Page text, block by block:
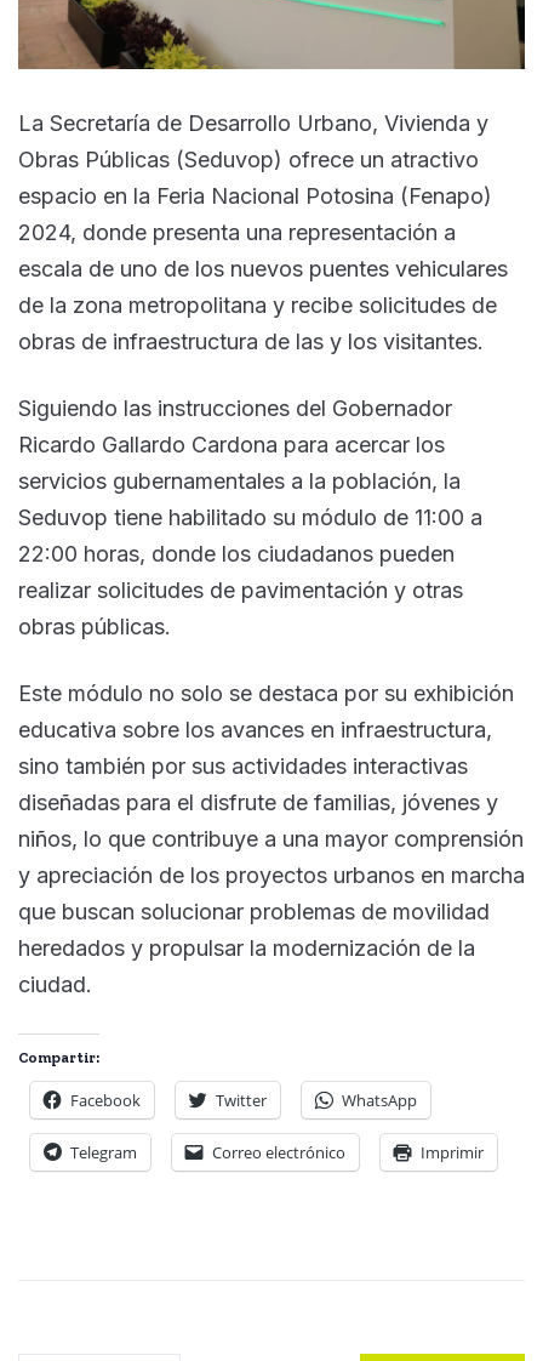
La Secretaría de Desarrollo Urbano, Vivienda y
Obras Públicas (Seduvop) ofrece un atractivo
espacio en la Feria Nacional Potosina (Fenapo)
2024, donde presenta una representación a
escala de uno de los nuevos puentes vehiculares
de la zona metropolitana y recibe solicitudes de
obras de infraestructura de las y los visitantes.
Siguiendo las instrucciones del Gobernador
Ricardo Gallardo Cardona para acercar los
servicios gubernamentales a la población, la
Seduvop tiene habilitado su módulo de 11:00 a
22:00 horas, donde los ciudadanos pueden
realizar solicitudes de pavimentación y otras
obras públicas.
Este módulo no solo se destaca por su exhibición
educativa sobre los avances en infraestructura,
sino también por sus actividades interactivas
diseñadas para el disfrute de familias, jóvenes y
niños, lo que contribuye a una mayor comprensión
y apreciación de los proyectos urbanos en marcha
que buscan solucionar problemas de movilidad
heredados y propulsar la modernización de la
ciudad.
Compartir:
Facebook Twitter WhatsApp
Telegram Correo electrónico Imprimir